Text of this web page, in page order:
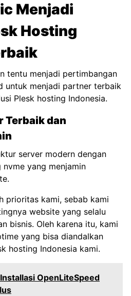
Menjadi
Hosting
tentu menjadi pertimbangan
untuk menjadi partner terbaik
Plesk hosting Indonesia.
Terbaik dan
server modern dengan
nvme yang menjamin
prioritas kami, sebab kami
website yang selalu
bisnis. Oleh karena itu, kami
yang bisa diandalkan
hosting Indonesia kami.
OpenLiteSpeed